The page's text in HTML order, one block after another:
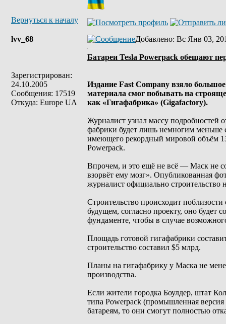
Вернуться к началу
lvv_68
Зарегистрирован:
24.10.2005
Сообщения: 17519
Откуда: Europe UA
Добавлено: Вс Янв 03,
Батареи Tesla Powerpack обещают
Издание Fast Company взяло
материала смог побывать на
как «Гигафабрика» (Gigafactory).
Журналист узнал массу подробностей
фабрики будет лишь немногим меньше
имеющего рекордный мировой объём
Powerpack.
Впрочем, и это ещё не всё — Маск не
взорвёт ему мозг». Опубликованная
журналист официально строительство
Строительство происходит
будущем, согласно проекту, оно будет
фундаменте, чтобы в случае
Площадь готовой гигафабрики
строительство составил $5 млрд.
Планы на гигафабрику у Маска не
производства.
Если жители городка Боулдер, штат
типа Powerpack (промышленная
батареям, то они смогут полностью